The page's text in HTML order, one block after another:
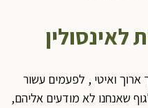
ואיטי , לפעמים עשור
לא מודעים אליהם,